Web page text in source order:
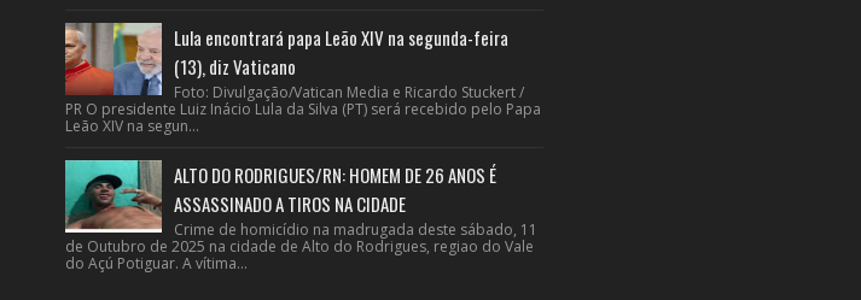
Lula encontrará papa Leão XIV na segunda-feira
(13), diz Vaticano
Foto: Divulgação/Vatican Media e Ricardo Stuckert /
PR O presidente Luiz Inácio Lula da Silva (PT) será recebido pelo Papa
Leão XIV na segun...
ALTO DO RODRIGUES/RN: HOMEM DE 26 ANOS É
ASSASSINADO A TIROS NA CIDADE
Crime de homicídio na madrugada deste sábado, 11
de Outubro de 2025 na cidade de Alto do Rodrigues, regiao do Vale
do Açú Potiguar. A vítima...